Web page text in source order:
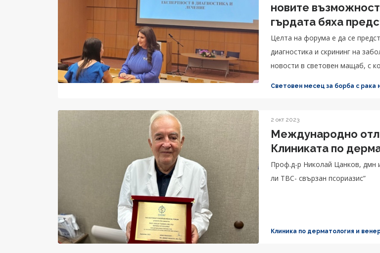
новите
гърдата бяха
Целта на форума е да се
диагностика и скрининг на
новости в световен мащаб, с
Световен месец за борба с рака
2 окт 2023
Международно
Клиниката по
Проф.д-р Николай Цанков, дмн
ли ТВС- свързан псориазис”
Клиника по дерматология и